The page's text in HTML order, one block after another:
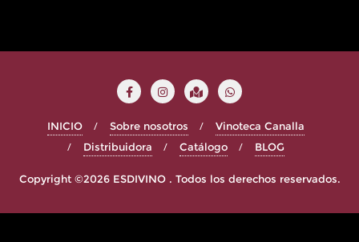
INICIO Sobre nosotros
Vinoteca Canalla
Distribuidora
Catálogo BLOG
Copyright ©2026 ESDIVINO . Todos los derechos reservados.